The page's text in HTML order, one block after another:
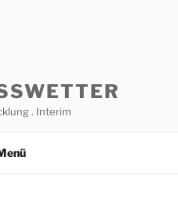
. Interim